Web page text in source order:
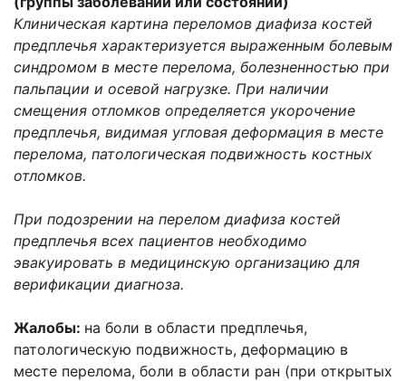
Клиническая картина переломов диафиза костей
предплечья характеризуется выраженным болевым
синдромом в месте перелома, болезненностью при
пальпации и осевой нагрузке. При наличии
смещения отломков определяется укорочение
предплечья, видимая угловая деформация в месте
перелома, патологическая подвижность костных
отломков.
При подозрении на перелом диафиза костей
предплечья всех пациентов необходимо
эвакуировать в медицинскую организацию для
верификации диагноза.
Жалобы: на боли в области предплечья,
патологическую подвижность, деформацию в
месте перелома, боли в области ран (при открытых